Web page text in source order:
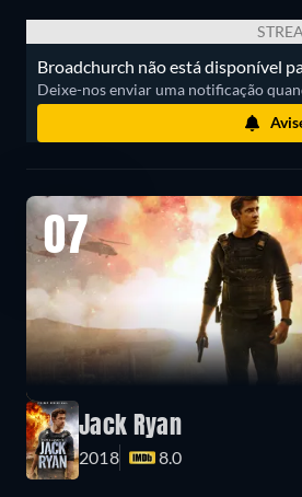
Broadchurch não está disponível
Deixe-nos enviar uma notificação
07
Jack Ryan
2018 8.0